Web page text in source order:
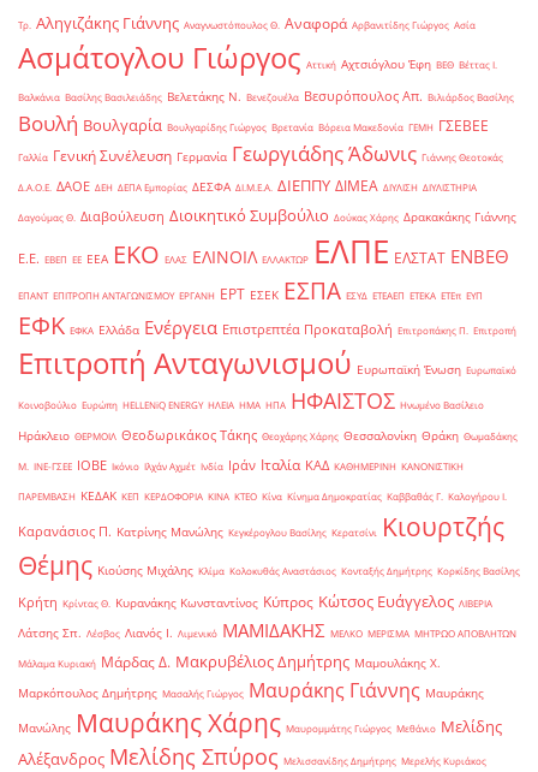
Τρ. Αληγιζάκης Γιάννης Αναγνωστόπουλος Θ. Αναφορά Αρβανιτίδης Γιώργος Ασία
Ασμάτογλου Γιώργος Αττική Αχτσιόγλου Έφη ΒΕΘ Βέττας Ι.
Βαλκάνια Βασίλης Βασιλειάδης Βελετάκης Ν. Βενεζουέλα Βεσυρόπουλος Απ. Βιλιάρδος Βασίλης
Βουλή Βουλγαρία Βουλγαρίδης Γιώργος Βρετανία Βόρεια Μακεδονία ΓΕΜΗ ΓΣΕΒΕΕ
Γαλλία Γενική Συνέλευση Γερμανία Γεωργιάδης Άδωνις Γιάννης Θεοτοκάς
Δ.Α.Ο.Ε. ΔΑΟΕ ΔΕΗ ΔΕΠΑ Εμπορίας ΔΕΣΦΑ ΔΙ.Μ.Ε.Α. ΔΙΕΠΠΥ ΔΙΜΕΑ ΔΙΥΛΙΣΗ ΔΙΥΛΙΣΤΗΡΙΑ
Δαγούμας Θ. Διαβούλευση Διοικητικό Συμβούλιο Δούκας Χάρης Δρακακάκης Γιάννης
Ε.Ε. ΕΒΕΠ ΕΕ ΕΕΑ ΕΚΟ ΕΛΑΣ ΕΛΙΝΟΙΛ ΕΛΛΑΚΤΩΡ ΕΛΠΕ ΕΛΣΤΑΤ ΕΝΒΕΘ
ΕΠΑΝΤ ΕΠΙΤΡΟΠΗ ΑΝΤΑΓΩΝΙΣΜΟΥ ΕΡΓΑΝΗ ΕΡΤ ΕΣΕΚ ΕΣΠΑ ΕΣΥΔ ΕΤΕΑΕΠ ΕΤΕΚΑ ΕΤΕπ ΕΥΠ
ΕΦΚ ΕΦΚΑ Ελλάδα Ενέργεια Επιστρεπτέα Προκαταβολή Επιτροπάκης Π. Επιτροπή
Επιτροπή Ανταγωνισμού Ευρωπαϊκή Ένωση Ευρωπαϊκό
Κοινοβούλιο Ευρώπη ΗELLENiQ ENERGY ΗΛΕΙΑ ΗΜΑ ΗΠΑ ΗΦΑΙΣΤΟΣ Ηνωμένο Βασίλειο
Ηράκλειο ΘΕΡΜΟΙΛ Θεοδωρικάκος Τάκης Θεοχάρης Χάρης Θεσσαλονίκη Θράκη Θωμαδάκης
Μ. ΙΝΕ-ΓΣΕΕ ΙΟΒΕ Ικόνιο Ιλχάν Αχμέτ Ινδία Ιράν Ιταλία ΚΑΔ ΚΑΘΗΜΕΡΙΝΗ ΚΑΝΟΝΙΣΤΙΚΗ
ΠΑΡΕΜΒΑΣΗ ΚΕΔΑΚ ΚΕΠ ΚΕΡΔΟΦΟΡΙΑ ΚΙΝΑ ΚΤΕΟ Κίνα Κίνημα Δημοκρατίας Καββαθάς Γ. Καλογήρου Ι.
Καρανάσιος Π. Κατρίνης Μανώλης Κεγκέρογλου Βασίλης Κερατσίνι
Κιουρτζής
Θέμης Κιούσης Μιχάλης Κλίμα Κολοκυθάς Αναστάσιος Κονταξής Δημήτρης Κορκίδης Βασίλης
Κρήτη Κρίντας Θ. Κυρανάκης Κωνσταντίνος Κύπρος Κώτσος Ευάγγελος ΛΙΒΕΡΙΑ
Λάτσης Σπ. Λέσβος Λιανός Ι. Λιμενικό ΜΑΜΙΔΑΚΗΣ ΜΕΛΚΟ ΜΕΡΙΣΜΑ ΜΗΤΡΩΟ ΑΠΟΒΛΗΤΩΝ
Μάλαμα Κυριακή Μάρδας Δ. Μακρυβέλιος Δημήτρης Μαμουλάκης Χ.
Μαρκόπουλος Δημήτρης Μασαλής Γιώργος Μαυράκης Γιάννης Μαυράκης
Μανώλης Μαυράκης Χάρης Μαυρομμάτης Γιώργος Μεθάνιο Μελίδης
Αλέξανδρος Μελίδης Σπύρος Μελισσανίδης Δημήτρης Μερελής Κυριάκος